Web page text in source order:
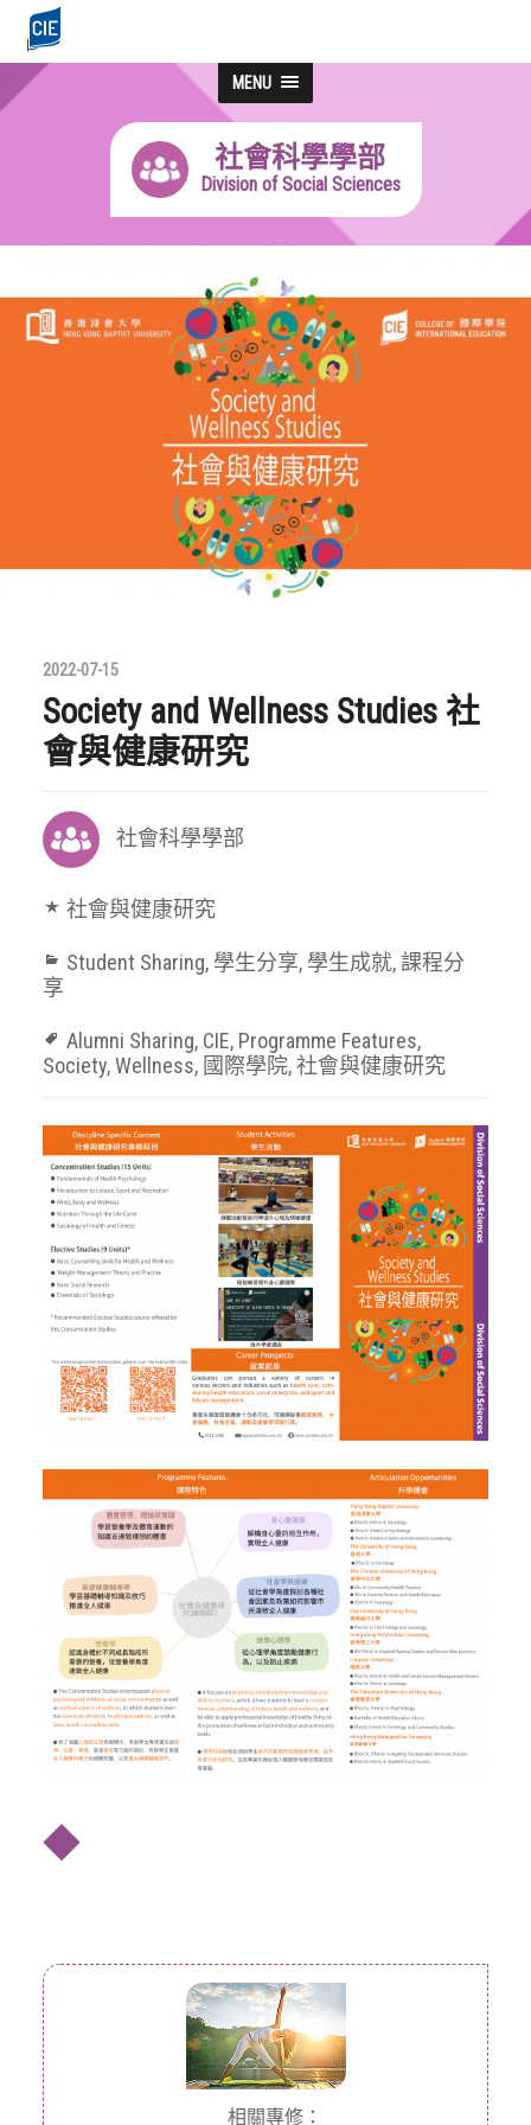
MENU
社會科學學部
Division of Social Sciences
2022-07-15
Society and Wellness Studies 社
會與健康研究
社會科學學部
社會與健康研究
Student Sharing, 學生分享, 學生成就,課程分
享
Alumni Sharing, CIE, Programme Features,
Society,Wellness, 國際學院,社會與健康研究
◆
相關專修：